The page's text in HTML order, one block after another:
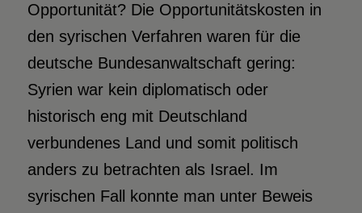
Opportunität? Die Opportunitätskosten in
den syrischen Verfahren waren für die
deutsche Bundesanwaltschaft gering:
Syrien war kein diplomatisch oder
historisch eng mit Deutschland
verbundenes Land und somit politisch
anders zu betrachten als Israel. Im
syrischen Fall konnte man unter Beweis